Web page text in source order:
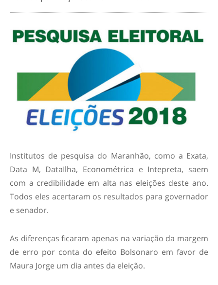
Institutos de pesquisa do Maranhão, como a Exata,
Data M, DataIlha, Econométrica e Intepreta, saem
com a credibilidade em alta nas eleições deste ano.
Todos eles acertaram os resultados para governador
e senador.
As diferenças ficaram apenas na variação da margem
de erro por conta do efeito Bolsonaro em favor de
Maura Jorge um dia antes da eleição.